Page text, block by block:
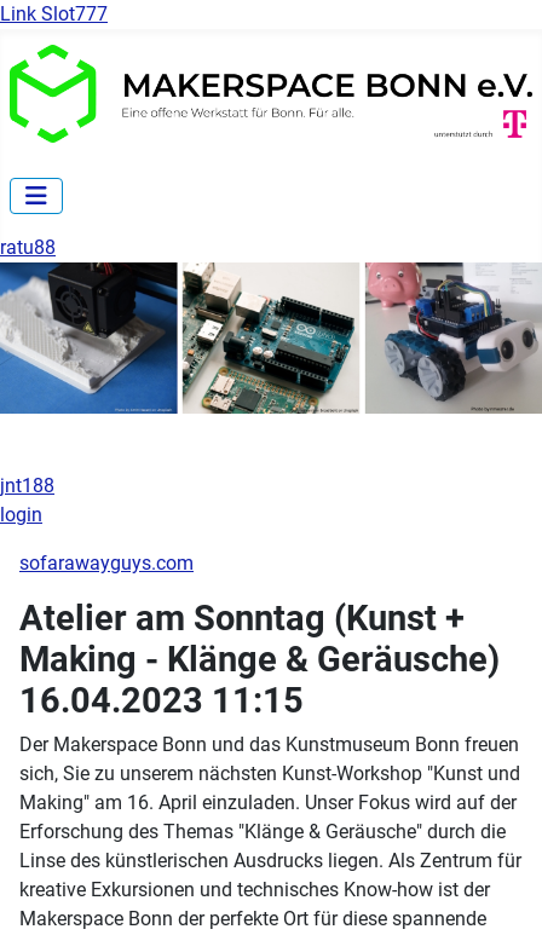
Link Slot777
ratu88
sofarawayguys.com
Atelier am Sonntag (Kunst +
Making - Klänge & Geräusche)
16.04.2023 11:15
Der Makerspace Bonn und das Kunstmuseum Bonn freuen
sich, Sie zu unserem nächsten Kunst-Workshop "Kunst und
Making" am 16. April einzuladen. Unser Fokus wird auf der
Erforschung des Themas "Klänge & Geräusche" durch die
Linse des künstlerischen Ausdrucks liegen. Als Zentrum für
kreative Exkursionen und technisches Know-how ist der
Makerspace Bonn der perfekte Ort für diese spannende
jnt188
login